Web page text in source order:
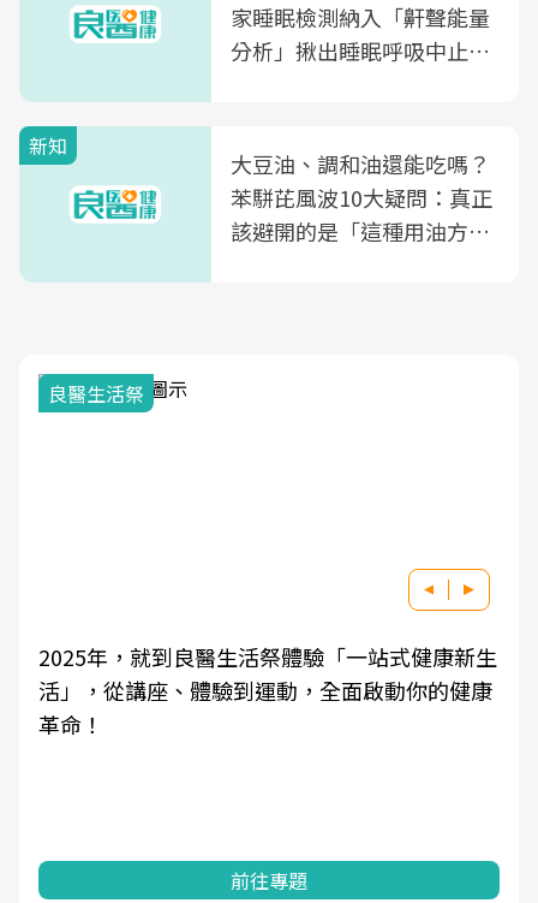
家睡眠檢測納入「鼾聲能量
分析」揪出睡眠呼吸中止症
新知
大豆油、調和油還能吃嗎？
苯駢芘風波10大疑問：真正
該避開的是「這種用油方
良醫生活祭
2025年，就到良醫生活祭體驗「一站式健康新生
活」，從講座、體驗到運動，全面啟動你的健康
革命！
前往專題